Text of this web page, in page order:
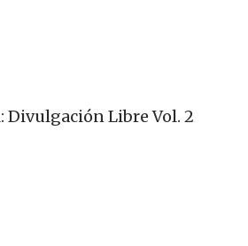
Divulgación Libre Vol. 2